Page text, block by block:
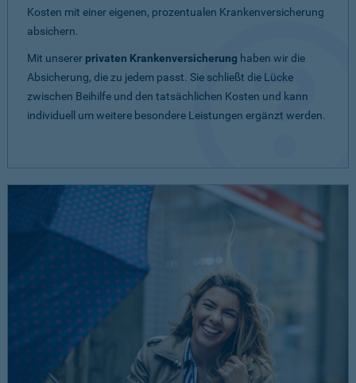
Kosten mit einer eigenen, prozentualen Krankenversicherung
absichern.
Mit unserer privaten Krankenversicherung haben wir die
Absicherung, die zu jedem passt. Sie schließt die Lücke
zwischen Beihilfe und den tatsächlichen Kosten und kann
individuell um weitere besondere Leistungen ergänzt werden.